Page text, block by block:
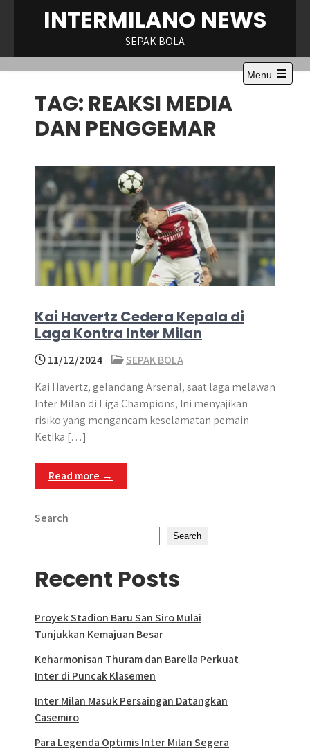
INTERMILANO NEWS
SEPAK BOLA
Menu
Open
TAG: REAKSI MEDIA
DAN PENGGEMAR
Kai Havertz Cedera Kepala di
Laga Kontra Inter Milan
11/12/2024
SEPAK BOLA
Kai Havertz, gelandang Arsenal, saat laga melawan
Inter Milan di Liga Champions,​ Ini menyajikan
risiko yang mengancam keselamatan pemain.
Ketika […]
Read more →
Search
Search
Recent Posts
Proyek Stadion Baru San Siro Mulai
Tunjukkan Kemajuan Besar
Keharmonisan Thuram dan Barella Perkuat
Inter di Puncak Klasemen
Inter Milan Masuk Persaingan Datangkan
Casemiro
Para Legenda Optimis Inter Milan Segera